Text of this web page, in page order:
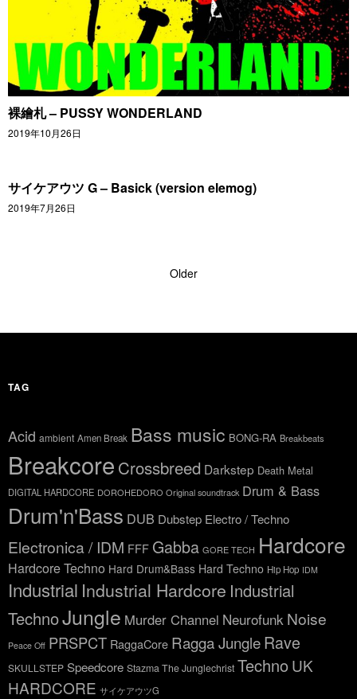
裸繪札 – PUSSY WONDERLAND
2019年10月26日
サイケアウツ G – Basick (version elemog)
2019年7月26日
Older
TAG
Acid ambient Amen Break Bass music BONG-RA Breakbeats
Breakcore Crossbreed Darkstep Death Metal
DIGITAL HARDCORE DOROHEDORO Original soundtrack Drum & Bass
Drum'n'Bass DUB Dubstep Electro / Techno
Electronica / IDM FFF Gabba GORE TECH Hardcore
Hardcore Techno Hard Drum&Bass Hard Techno Hip Hop IDM
Industrial Industrial Hardcore Industrial
TechnoJungle Murder Channel Neurofunk Noise
Peace Off PRSPCT RaggaCore Ragga JungleRave
SKULLSTEP Speedcore Stazma The Junglechrist TechnoUK
HARDCORE サイケアウツG